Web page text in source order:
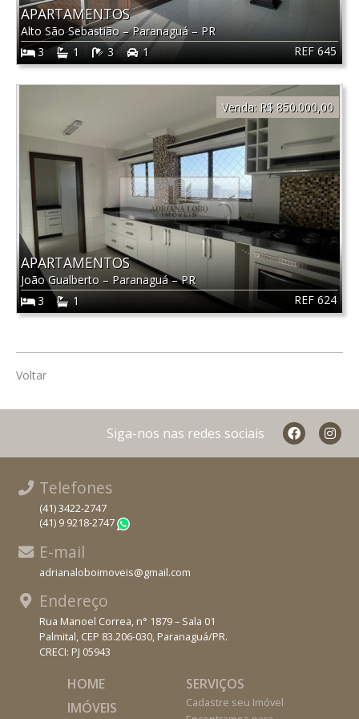
REF 645
APARTAMENTOS
Alto São Sebastião–Paranaguá–PR
3
1 3 1
REF 624
APARTAMENTOS
João Gualberto – Paranaguá–PR
3
1
Venda: R$ 850.000,00
Voltar
Siga-nos nas redes sociais
Telefones
(41) 3422-2747
(41) 9 9218-2747
E-mail
adrianaloboimoveis@gmail.com
Endereço
Rua Manoel Correa, n° 1879 – Sala 01
Palmital, CEP 83.206-030, Paranaguá/PR.
CRECI: PJ 05943
HOME
IMÓVEIS
SERVIÇOS
Cadastre seu Imóvel